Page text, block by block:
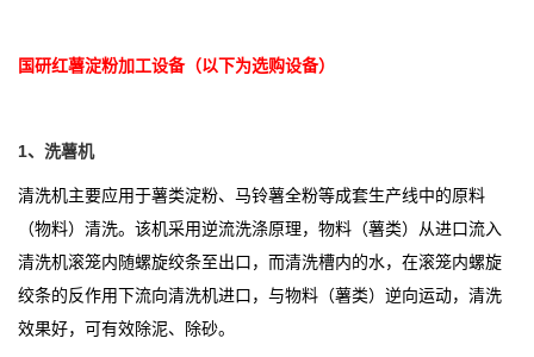
国研红薯淀粉加工设备（以下为选购设备）
1、洗薯机
清洗机主要应用于薯类淀粉、马铃薯全粉等成套生产线中的原料
（物料）清洗。该机采用逆流洗涤原理，物料（薯类）从进口流入
清洗机滚笼内随螺旋绞条至出口，而清洗槽内的水，在滚笼内螺旋
绞条的反作用下流向清洗机进口，与物料（薯类）逆向运动，清洗
效果好，可有效除泥、除砂。